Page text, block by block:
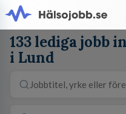
133 lediga jobb
i Lund